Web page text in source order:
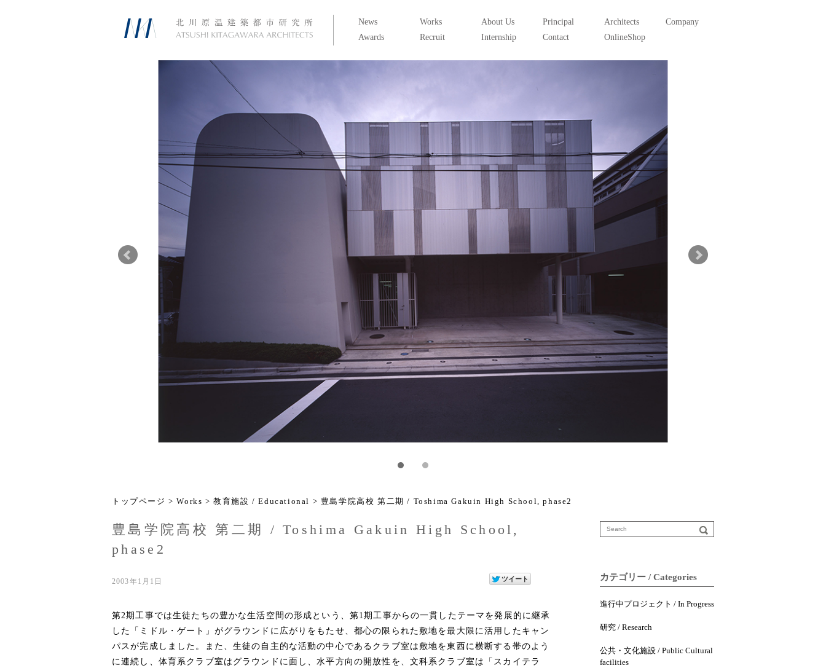
News Works About Us Principal Architects
Company
Awards
Recruit Internship Contact OnlineShop
トップページ >Works >教育施設 / Educational > 豊島学院高校 第二期 / Toshima Gakuin High School, phase2
豊島学院高校 第二期 / Toshima Gakuin High School,
phase2
2003年1月1日
第2期工事では生徒たちの豊かな生活空間の形成という、第1期工事からの一貫したテーマを発展的に継承
した「ミドル・ゲート」がグラウンドに広がりをもたせ、都心の限られた敷地を最大限に活用したキャン
パスが完成しました。また、生徒の自主的な活動の中心であるクラブ室は敷地を東西に横断する帯のよう
に連続し、体育系クラブ室はグラウンドに面し、水平方向の開放性を、文科系クラブ室は「スカイテラ
カテゴリー / Categories
進行中プロジェクト / In Progress
研究 / Research
公共・文化施設 / Public Cultural
facilities